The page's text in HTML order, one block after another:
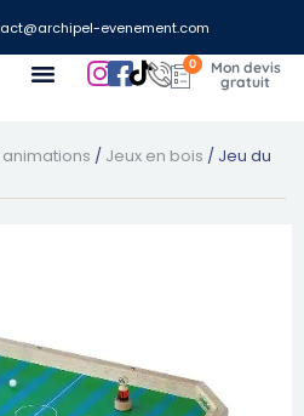
evenement.com
0
/ Jeux en bois